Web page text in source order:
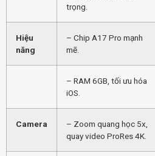
trọng.
Hiệu
năng
– Chip A17 Pro mạnh
mẽ.
– RAM 6GB, tối ưu hóa
iOS.
Camera
– Zoom quang học 5x,
quay video ProRes 4K.